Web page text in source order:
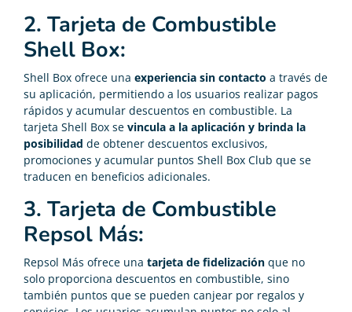
2. Tarjeta de Combustible
Shell Box:
Shell Box ofrece una experiencia sin contacto a través de
su aplicación, permitiendo a los usuarios realizar pagos
rápidos y acumular descuentos en combustible. La
tarjeta Shell Box se vincula a la aplicación y brinda la
posibilidad de obtener descuentos exclusivos,
promociones y acumular puntos Shell Box Club que se
traducen en beneficios adicionales.
3. Tarjeta de Combustible
Repsol Más:
Repsol Más ofrece una tarjeta de fidelización que no
solo proporciona descuentos en combustible, sino
también puntos que se pueden canjear por regalos y